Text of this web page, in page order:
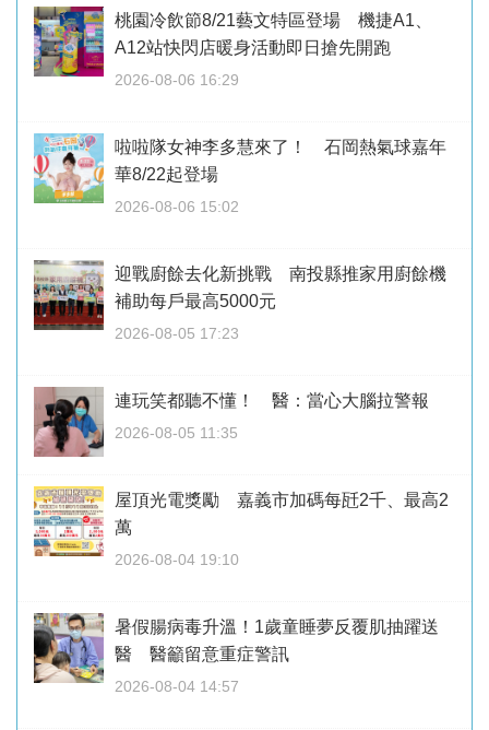
桃園冷飲節8/21藝文特區登場 機捷A1、
A12站快閃店暖身活動即日搶先開跑
2026-08-06 16:29
啦啦隊女神李多慧來了！ 石岡熱氣球嘉年
華8/22起登場
2026-08-06 15:02
迎戰廚餘去化新挑戰 南投縣推家用廚餘機
補助每戶最高5000元
2026-08-05 17:23
連玩笑都聽不懂！ 醫：當心大腦拉警報
2026-08-05 11:35
屋頂光電獎勵 嘉義市加碼每瓩2千、最高2
萬
2026-08-04 19:10
暑假腸病毒升溫！1歲童睡夢反覆肌抽躍送
醫 醫籲留意重症警訊
2026-08-04 14:57